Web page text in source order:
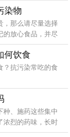
染物
，那么请尽量选择
的放心食品，并尽
何饮食
？抗污染常吃的食
种、施药这些集中
浓烈的药味，长时